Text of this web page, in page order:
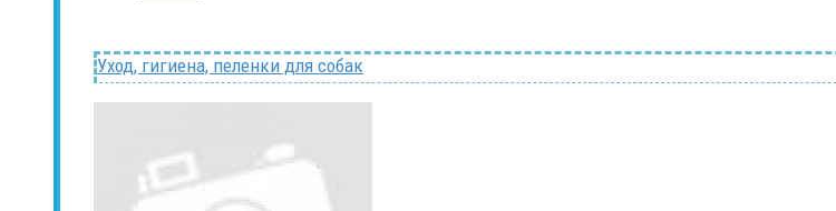
Уход, гигиена, пеленки для собак